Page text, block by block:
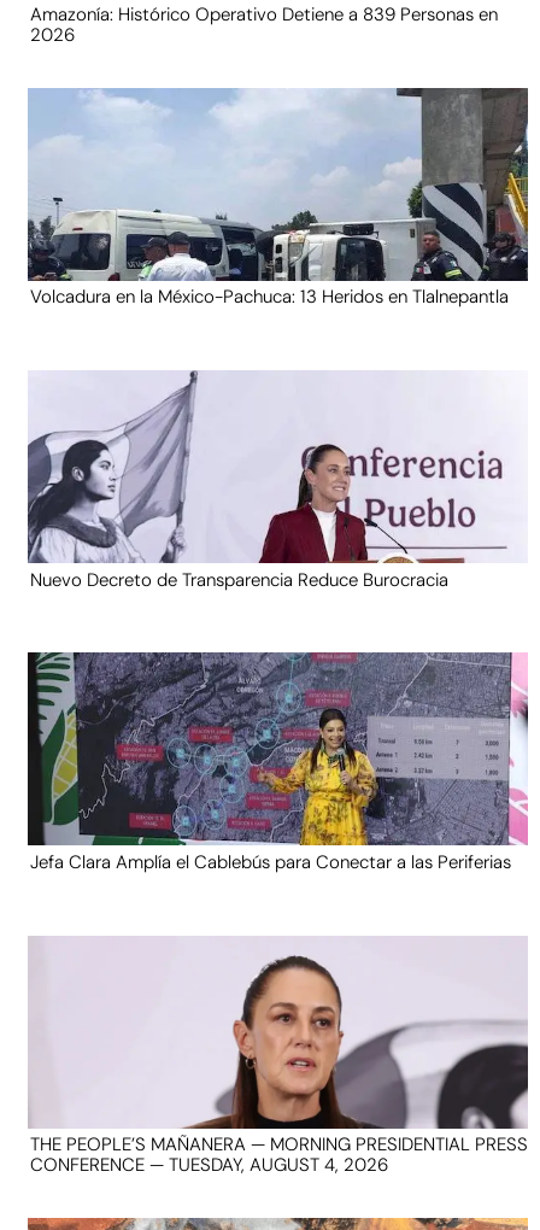
Amazonía: Histórico Operativo Detiene a 839 Personas en
2026
Volcadura en la México-Pachuca: 13 Heridos en Tlalnepantla
Nuevo Decreto de Transparencia Reduce Burocracia
Jefa Clara Amplía el Cablebús para Conectar a las Periferias
THE PEOPLE’S MAÑANERA — MORNING PRESIDENTIAL PRESS
CONFERENCE — TUESDAY, AUGUST 4, 2026